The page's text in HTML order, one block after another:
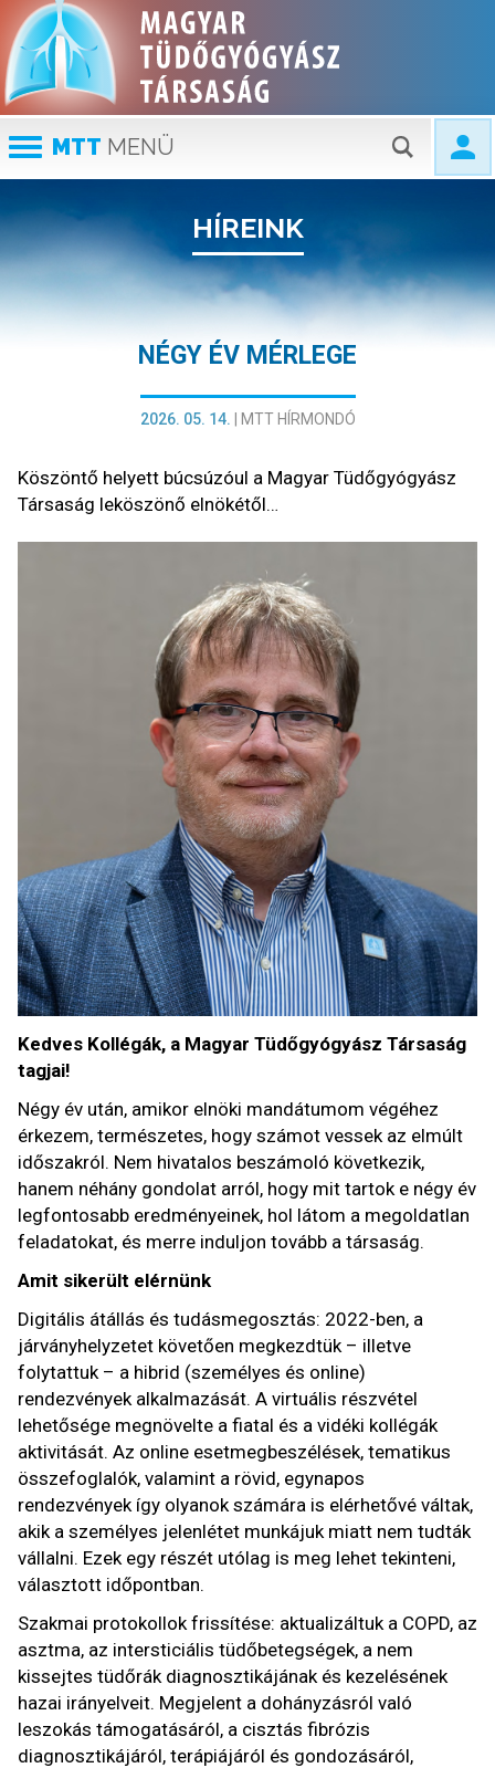
MTT MENÜ
HÍREINK
NÉGY ÉV MÉRLEGE
2026. 05. 14. MTT HÍRMONDÓ
Köszöntő helyett búcsúzóul a Magyar Tüdőgyógyász
Társaság leköszönő elnökétől…
Kedves Kollégák, a Magyar Tüdőgyógyász Társaság
tagjai!
Négy év után, amikor elnöki mandátumom végéhez
érkezem, természetes, hogy számot vessek az elmúlt
időszakról. Nem hivatalos beszámoló következik,
hanem néhány gondolat arról, hogy mit tartok e négy év
legfontosabb eredményeinek, hol látom a megoldatlan
feladatokat, és merre induljon tovább a társaság.
Amit sikerült elérnünk
Digitális átállás és tudásmegosztás: 2022-ben, a
járványhelyzetet követően megkezdtük – illetve
folytattuk – a hibrid (személyes és online)
rendezvények alkalmazását. A virtuális részvétel
lehetősége megnövelte a fiatal és a vidéki kollégák
aktivitását. Az online esetmegbeszélések, tematikus
összefoglalók, valamint a rövid, egynapos
rendezvények így olyanok számára is elérhetővé váltak,
akik a személyes jelenlétet munkájuk miatt nem tudták
vállalni. Ezek egy részét utólag is meg lehet tekinteni,
választott időpontban.
Szakmai protokollok frissítése: aktualizáltuk a COPD, az
asztma, az intersticiális tüdőbetegségek, a nem
kissejtes tüdőrák diagnosztikájának és kezelésének
hazai irányelveit. Megjelent a dohányzásról való
leszokás támogatásáról, a cisztás fibrózis
diagnosztikájáról, terápiájáról és gondozásáról,